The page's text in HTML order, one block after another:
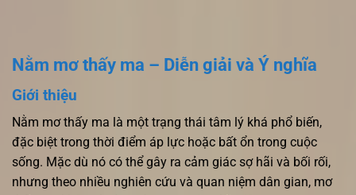
Nằm mơ thấy ma – Diễn giải và Ý nghĩa
Giới thiệu
Nằm mơ thấy ma là một trạng thái tâm lý khá phổ biến,
đặc biệt trong thời điểm áp lực hoặc bất ổn trong cuộc
sống. Mặc dù nó có thể gây ra cảm giác sợ hãi và bối rối,
nhưng theo nhiều nghiên cứu và quan niệm dân gian, mơ